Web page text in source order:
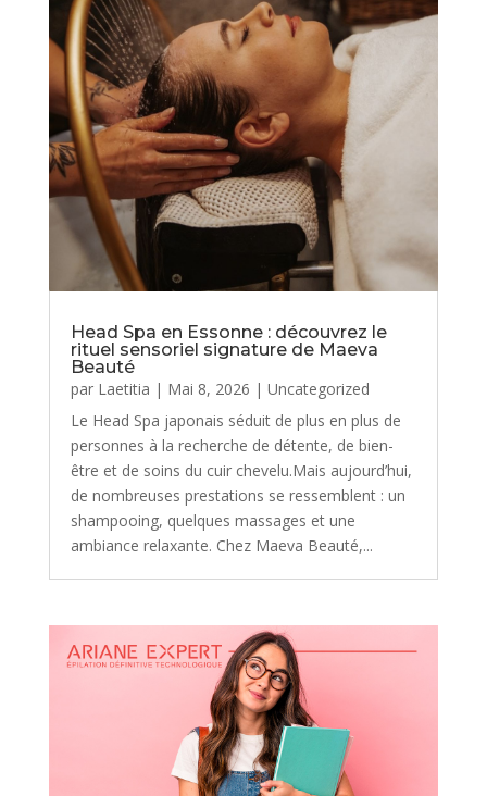
Head Spa en Essonne : découvrez le
rituel sensoriel signature de Maeva
Beauté
par Laetitia | Mai 8, 2026 | Uncategorized
Le Head Spa japonais séduit de plus en plus de
personnes à la recherche de détente, de bien-
être et de soins du cuir chevelu.Mais aujourd’hui,
de nombreuses prestations se ressemblent : un
shampooing, quelques massages et une
ambiance relaxante. Chez Maeva Beauté,...